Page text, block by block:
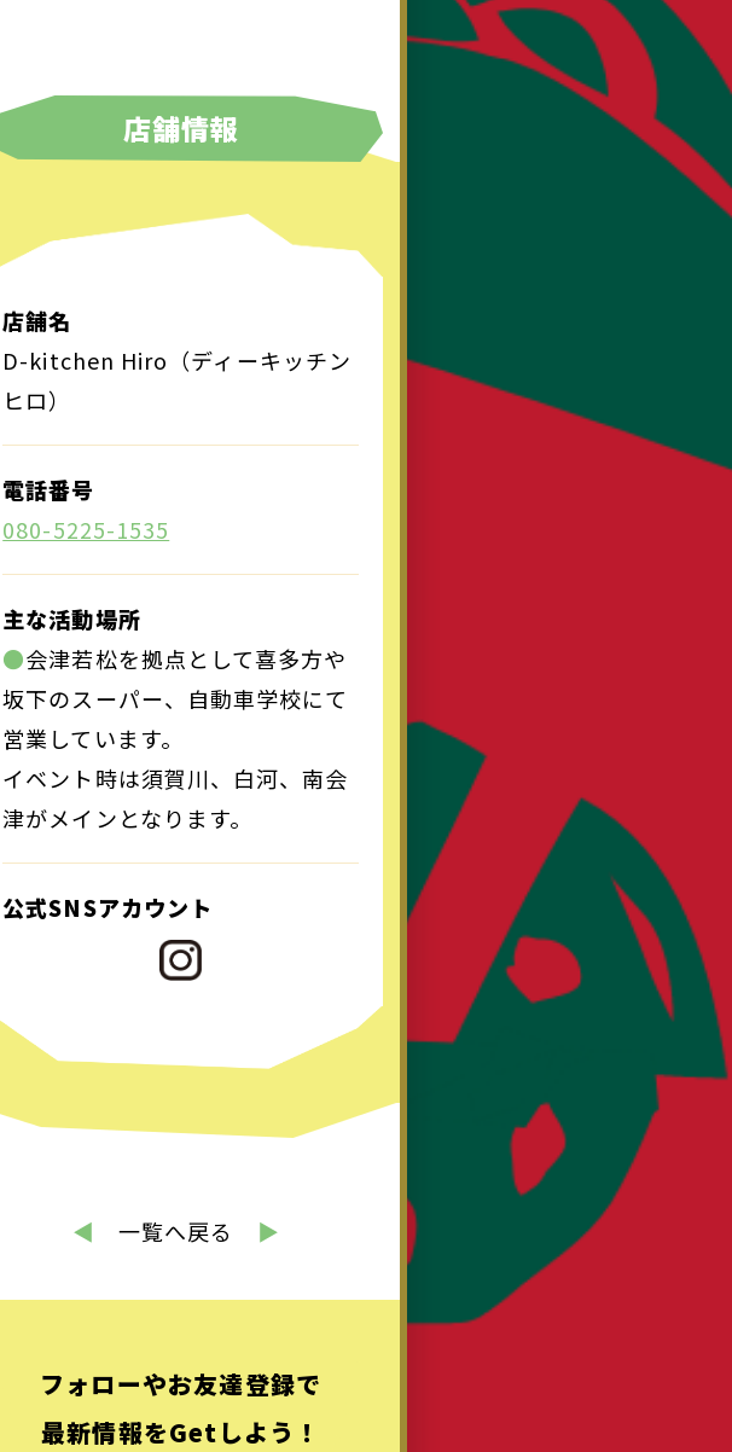
店舗情報
店舗名
D-kitchen Hiro（ディーキッチン
ヒロ）
電話番号
080-5225-1535
主な活動場所
●会津若松を拠点として喜多方や
坂下のスーパー、自動車学校にて
営業しています。
イベント時は須賀川、白河、南会
津がメインとなります。
公式SNSアカウント
◀︎ 一覧へ戻る ▶︎
フォローやお友達登録で
最新情報をGetしよう！